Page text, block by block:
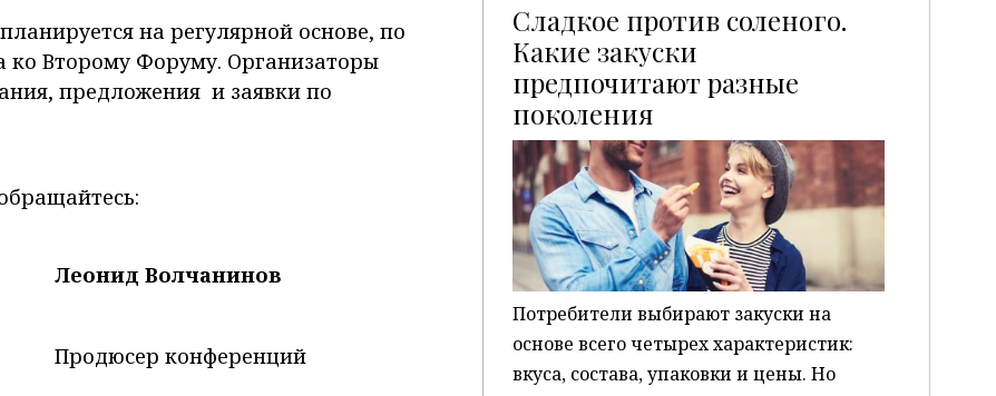
на регулярной основе, по
ко Второму Форуму. Организаторы
предложения и заявки по
Леонид Волчанинов
Продюсер конференций
Сладкое против соленого.
Какие закуски
предпочитают разные
поколенияP
Потребители выбирают закуски на
основе всего четырех характеристик:
вкуса, состава, упаковки и цены. Но